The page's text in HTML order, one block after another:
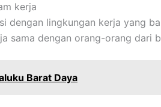
kerja
dengan lingkungan kerja yang
sama dengan orang-orang dari
Barat Daya